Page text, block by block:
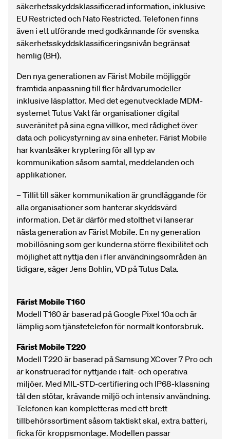
säkerhetsskyddsklassificerad information, inklusive
EU Restricted och Nato Restricted. Telefonen finns
även i ett utförande med godkännande för svenska
säkerhetsskyddsklassificeringsnivån begränsat
hemlig (BH).
Den nya generationen av Färist Mobile möjliggör
framtida anpassning till fler hårdvarumodeller
inklusive läsplattor. Med det egenutvecklade MDM-
systemet Tutus Vakt får organisationer digital
suveränitet på sina egna villkor, med rådighet över
data och policystyrning av sina enheter. Färist Mobile
har kvantsäker kryptering för all typ av
kommunikation såsom samtal, meddelanden och
applikationer.
– Tillit till säker kommunikation är grundläggande för
alla organisationer som hanterar skyddsvärd
information. Det är därför med stolthet vi lanserar
nästa generation av Färist Mobile. En ny generation
mobillösning som ger kunderna större flexibilitet och
möjlighet att nyttja den i fler användningsområden än
tidigare, säger Jens Bohlin, VD på Tutus Data.
Färist Mobile T160
Modell T160 är baserad på Google Pixel 10a och är
lämplig som tjänstetelefon för normalt kontorsbruk.
Färist Mobile T220
Modell T220 är baserad på Samsung XCover 7 Pro och
är konstruerad för nyttjande i fält- och operativa
miljöer. Med MIL-STD-certifiering och IP68-klassning
tål den stötar, krävande miljö och intensiv användning.
Telefonen kan kompletteras med ett brett
tillbehörssortiment såsom taktiskt skal, extra batteri,
ficka för kroppsmontage. Modellen passar